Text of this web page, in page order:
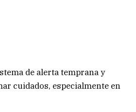
de alerta temprana y
cuidados, especialmente en